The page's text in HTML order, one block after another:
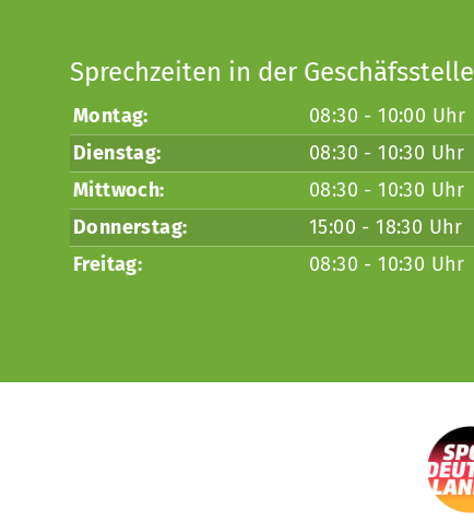
Sprechzeiten in der Geschäfsstelle
Montag:
08:30 - 10:00 Uhr
Dienstag:
08:30 - 10:30 Uhr
Mittwoch:
08:30 - 10:30 Uhr
Donnerstag:
15:00 - 18:30 Uhr
Freitag:
08:30 - 10:30 Uhr